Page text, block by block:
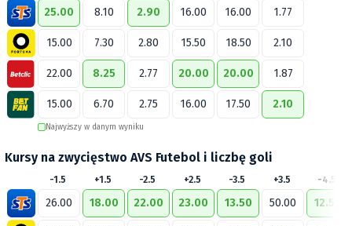
25.00 8.10 2.90 16.00 16.00 1.77
15.00 7.30 2.80 15.50 18.50 2.10
22.00 8.25 2.77 20.00 20.00 1.87
15.00 6.70 2.75 16.00 17.50 2.10
Najwyższy w danym wyniku
Kursy na zwycięstwo AVS Futebol i liczbę goli
-1.5 +1.5 -2.5 +2.5 -3.5 +3.5 -4.5
26.00 18.00 22.00 23.00 13.50 50.00 12.50